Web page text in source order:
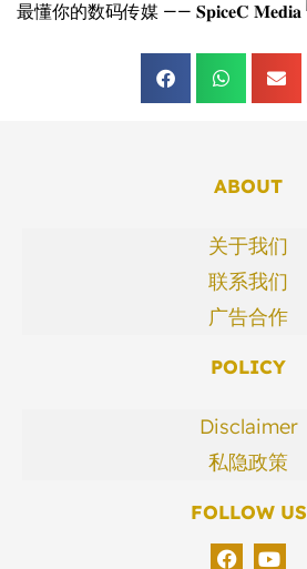
最懂你的数码传媒 —— 𝐒𝐩𝐢𝐜𝐞𝐂 𝐌𝐞𝐝𝐢𝐚
ABOUT
关于我们
联系我们
广告合作
POLICY
Disclaimer
私隐政策
FOLLOW US